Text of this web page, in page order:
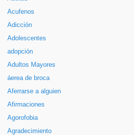
Acufenos
Adicción
Adolescentes
adopción
Adultos Mayores
áerea de broca
Aferrarse a alguien
Afirmaciones
Agorofobia
Agradecimiento